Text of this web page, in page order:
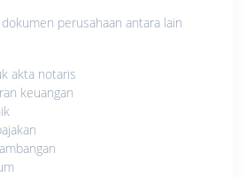
perusahaan antara lain
akta notaris
keuangan